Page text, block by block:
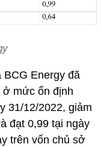
Energy đã
ở mức ổn định
31/12/2022, giảm
đạt 0,99 tại ngày
trên vốn chủ sở